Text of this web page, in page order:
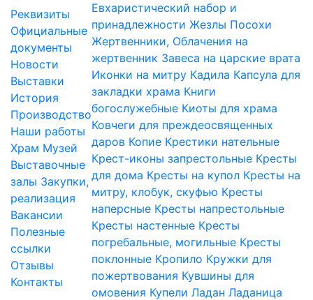
Реквизиты
Официальные
документы
Новости
Выставки
История
Производство
Наши работы
Храм Музей
Выставочные
залы Закупки,
реализация
Вакансии
Полезные
ссылки
Отзывы
Контакты
Евхаристический набор и
принадлежности Жезлы Посохи
Жертвенники, Облачения на
жертвенник Завеса на царские врата
Иконки на митру Кадила Капсула для
закладки храма Книги
богослужебные Киоты для храма
Ковчеги для преждеосвященных
даров Копие Крестики нательные
Крест-иконы запрестольные Кресты
для дома Кресты на купол Кресты на
митру, клобук, скуфью Кресты
наперсные Кресты напрестольные
Кресты настенные Кресты
погребальные, могильные Кресты
поклонные Кропило Кружки для
пожертвования Кувшины для
омовения Купели Ладан Ладаница